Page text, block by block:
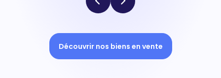
Découvrir nos biens en vente